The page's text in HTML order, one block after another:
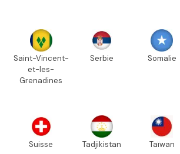
Saint-Vincent-
et-les-
Grenadines
Serbie Somalie
Suisse Tadjikistan Taïwan